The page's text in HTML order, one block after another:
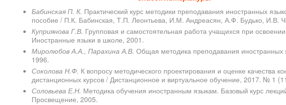
Бабинская П. К. Практический курс методики преподавания иностранных
пособие / П.К. Бабинская, Т.П. Леонтьева, И.М. Андреасян, А.Ф. Будько, И.В.
Куприянова Г.В. Групповая и самостоятельная работа учащихся при
Иностранные языки в школе, 2001.
Миролюбов А.А., Парахина А.В. Общая методика преподавания иностранных
1996.
Соколова Н.Ф. К вопросу методического проектирования и оценке качества
дистанционных курсов / Дистанционное и виртуальное обучение, 2017. № 1
Соловьева Е.Н. Методика обучения иностранным языкам. Базовый курс
Просвещение, 2005.